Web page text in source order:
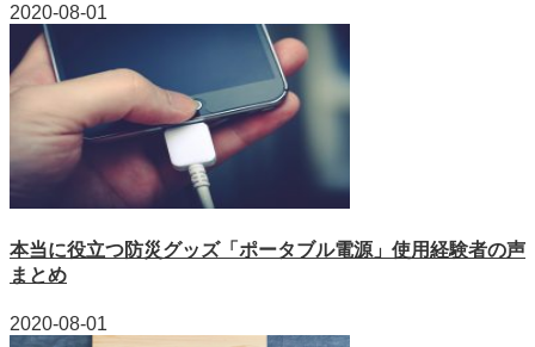
2020-08-01
本当に役立つ防災グッズ「ポータブル電源」使用経験者の声
まとめ
2020-08-01